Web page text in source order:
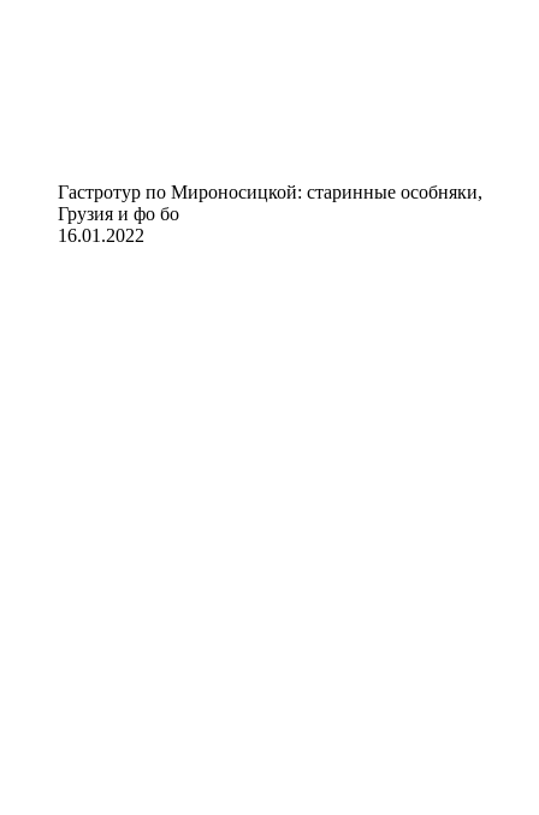
Гастротур по Мироносицкой: старинные особняки,
Грузия и фо бо
16.01.2022